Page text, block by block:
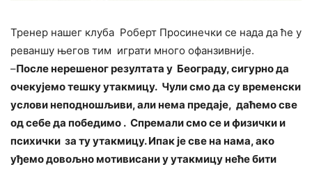
Тренер нашег клуба Роберт Просинечки се нада да ће у
реваншу његов тим играти много офанзивније.
–После нерешеног резултата у Београду, сигурно да
очекујемо тешку утакмицу. Чули смо да су временски
услови неподношљиви, али нема предаје, даћемо све
од себе да победимо . Спремали смо се и физички и
психички за ту утакмицу. Ипак је све на нама, ако
уђемо довољно мотивисани у утакмицу неће бити